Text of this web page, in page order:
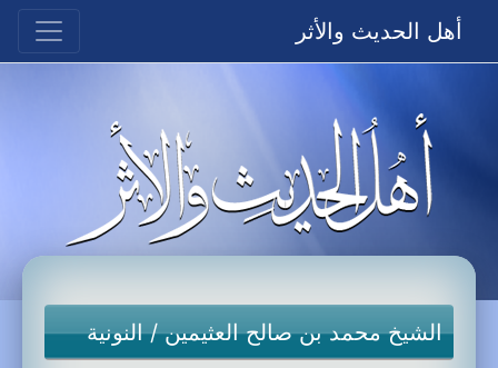
أهل الحديث والأثر
الشيخ محمد بن صالح العثيمين/النونية